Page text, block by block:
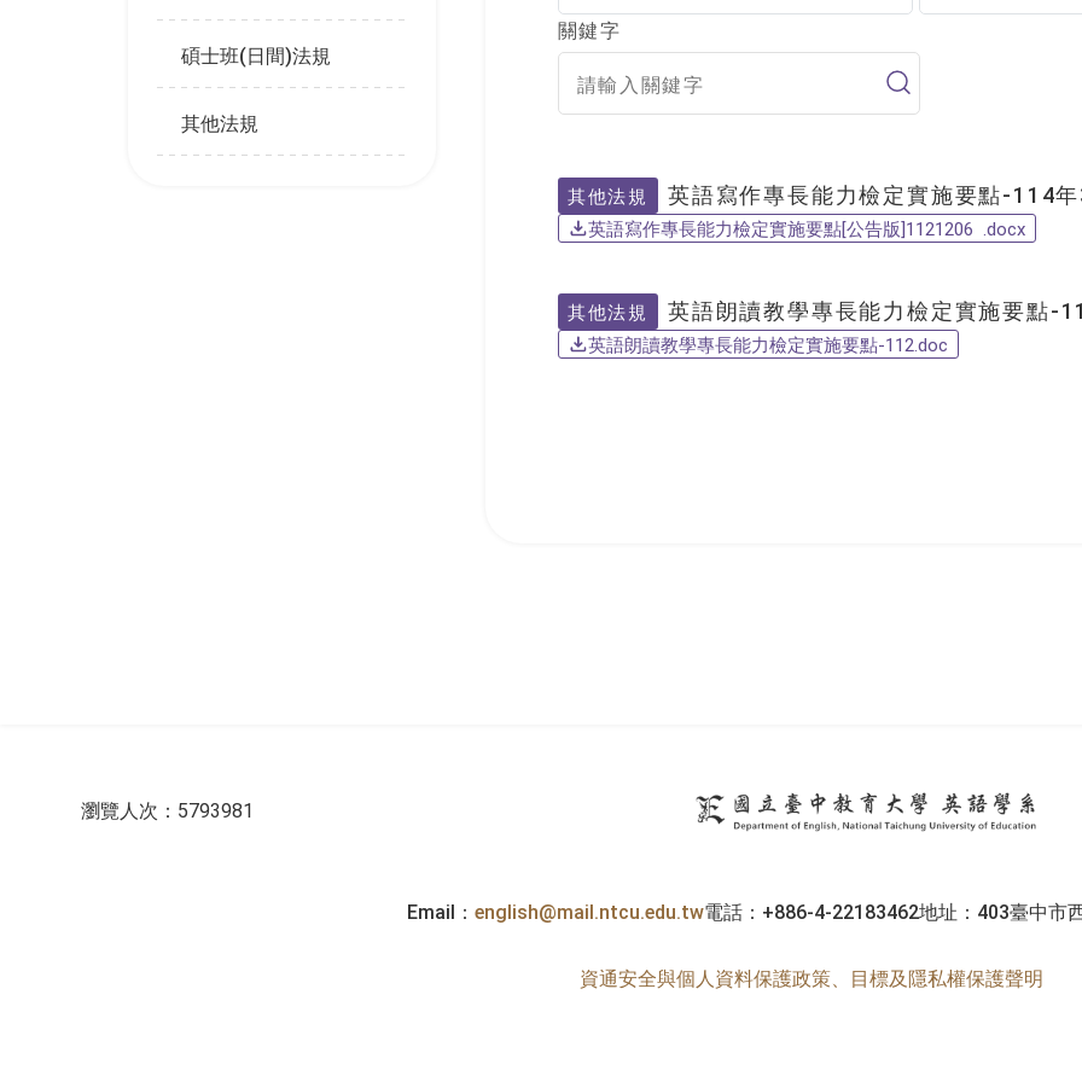
碩士班(日間)法規
其他法規
關鍵字
其他法規 英語寫作專長能力檢定實施要點-114
英語寫作專長能力檢定實施要點[公告版]1121206 .docx
其他法規 英語朗讀教學專長能力檢定實施要點-
英語朗讀教學專長能力檢定實施要點-112.doc
瀏覽人次：5793981
Email： english@mail.ntcu.edu.tw電話：+886-4-22183462地址：403臺中市
資通安全與個人資料保護政策、目標及隱私權保護聲明